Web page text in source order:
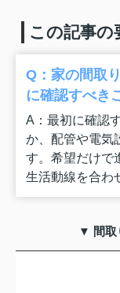
この記事の
Q：家の間取
に確認すべき
A：最初に確認
か、配管や電気
す。希望だけで
生活動線を合わ
▼ 間取